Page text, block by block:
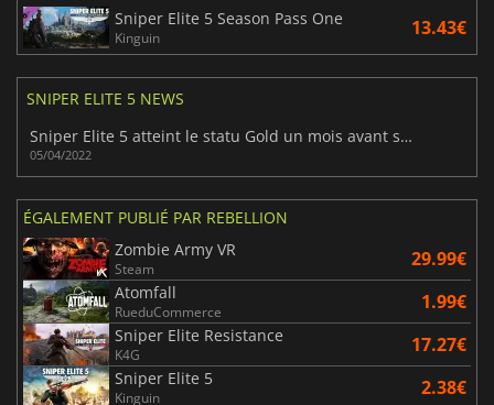
Sniper Elite 5 Season Pass One
Kinguin 13.43€
SNIPER ELITE 5 NEWS
Sniper Elite 5 atteint le statu Gold un mois avant sa sortie
05/04/2022
ÉGALEMENT PUBLIÉ PAR REBELLION
Zombie Army VR
Steam 29.99€
Atomfall
RueduCommerce 1.99€
Sniper Elite Resistance
K4G 17.27€
Sniper Elite 5
Kinguin 2.38€